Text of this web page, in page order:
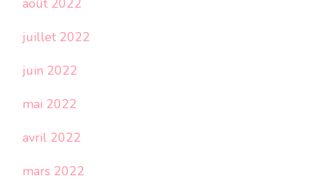
août 2022
juillet 2022
juin 2022
mai 2022
avril 2022
mars 2022